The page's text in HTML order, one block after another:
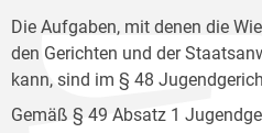
Die Aufgaben, mit denen die
den Gerichten und der
kann, sind im § 48
Gemäß § 49 Absatz 1